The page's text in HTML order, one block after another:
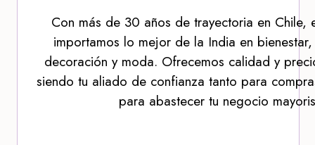
Con más de 30 años de trayectoria en Chile,
importamos lo mejor de la India en
decoración y moda. Ofrecemos calidad y
siendo tu aliado de confianza tanto para
para abastecer tu negocio